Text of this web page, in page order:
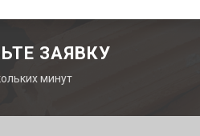
ЗАЯВКУ
минут